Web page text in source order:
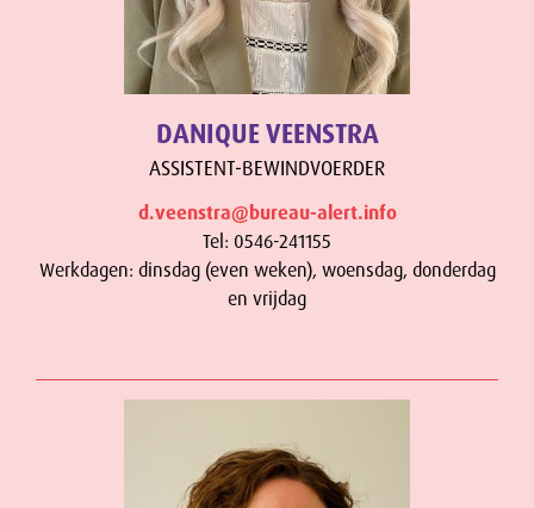
DANIQUE VEENSTRA
ASSISTENT-BEWINDVOERDER
d.veenstra@bureau-alert.info
Tel: 0546-241155
Werkdagen: dinsdag (even weken), woensdag, donderdag
en vrijdag